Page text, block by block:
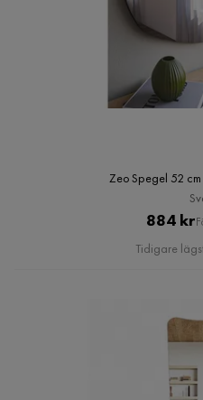
Zeo Spegel 52
884 kr
Tidigare